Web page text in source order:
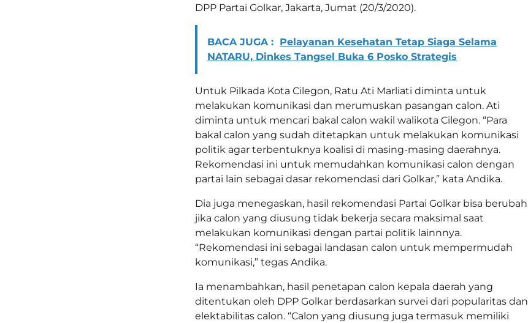
DPP Partai Golkar, Jakarta, Jumat (20/3/2020).
BACA JUGA : Pelayanan Kesehatan Tetap Siaga Selama
NATARU, Dinkes Tangsel Buka 6 Posko Strategis
Untuk Pilkada Kota Cilegon, Ratu Ati Marliati diminta untuk
melakukan komunikasi dan merumuskan pasangan calon. Ati
diminta untuk mencari bakal calon wakil walikota Cilegon. “Para
bakal calon yang sudah ditetapkan untuk melakukan komunikasi
politik agar terbentuknya koalisi di masing-masing daerahnya.
Rekomendasi ini untuk memudahkan komunikasi calon dengan
partai lain sebagai dasar rekomendasi dari Golkar,” kata Andika.
Dia juga menegaskan, hasil rekomendasi Partai Golkar bisa berubah
jika calon yang diusung tidak bekerja secara maksimal saat
melakukan komunikasi dengan partai politik lainnnya.
“Rekomendasi ini sebagai landasan calon untuk mempermudah
komunikasi,” tegas Andika.
Ia menambahkan, hasil penetapan calon kepala daerah yang
ditentukan oleh DPP Golkar berdasarkan survei dari popularitas dan
elektabilitas calon. “Calon yang diusung juga termasuk memiliki